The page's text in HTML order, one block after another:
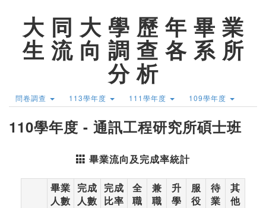
大 同 大 學 歷 年 畢 業
生 流 向 調 查 各 系 所
分 析
問卷調查 113學年度 111學年度 109學年度
110學年度 - 通訊工程研究所碩士班
畢業流向及完成率統計
畢業
人數
完成
人數
完成
比率
全
職
兼
職
升
學
服
役
待
業
其
他